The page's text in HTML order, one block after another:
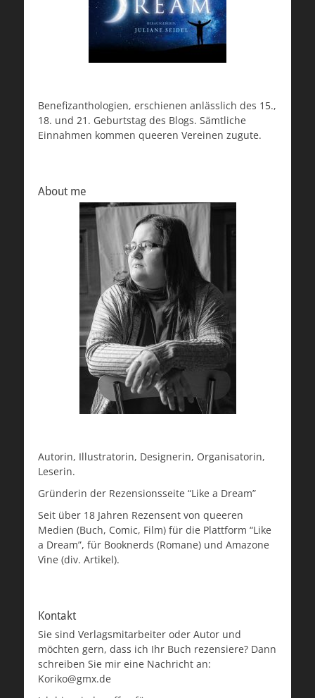
Benefizanthologien, erschienen anlässlich des 15.,
18. und 21. Geburtstag des Blogs. Sämtliche
Einnahmen kommen queeren Vereinen zugute.
About me
Autorin, Illustratorin, Designerin, Organisatorin,
Leserin.
Gründerin der Rezensionsseite “Like a Dream”
Seit über 18 Jahren Rezensent von queeren
Medien (Buch, Comic, Film) für die Plattform “Like
a Dream”, für Booknerds (Romane) und Amazone
Vine (div. Artikel).
Kontakt
Sie sind Verlagsmitarbeiter oder Autor und
möchten gern, dass ich Ihr Buch rezensiere? Dann
schreiben Sie mir eine Nachricht an:
Koriko@gmx.de